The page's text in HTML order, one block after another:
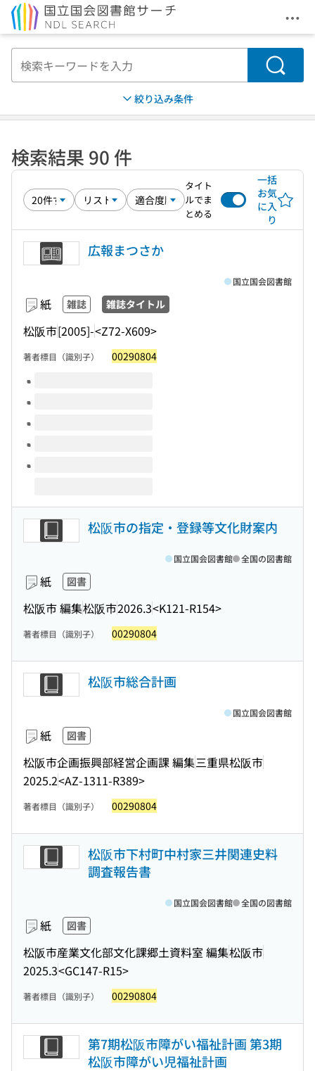
メ
検索
絞り込み条件
検索結果 90 件
タイト
ルでま
とめる
一括
お気
に入
り
広報まつさか
紙 雑誌 雑誌タイトル
松阪市[2005]-<Z72-X609>
国立国会図書館
著者標目（識別子） 00290804
このタイトルの巻号
松阪市の指定・登録等文化財案内
紙 図書
松阪市 編集松阪市2026.3<K121-R154>
国立国会図書館 全国の図書館
著者標目（識別子） 00290804
松阪市総合計画
紙 図書
松阪市企画振興部経営企画課 編集三重県松阪市
2025.2<AZ-1311-R389>
国立国会図書館
著者標目（識別子） 00290804
松阪市下村町中村家三井関連史料
調査報告書
紙 図書
松阪市産業文化部文化課郷土資料室 編集松阪市
2025.3<GC147-R15>
国立国会図書館 全国の図書館
著者標目（識別子） 00290804
第7期松阪市障がい福祉計画 第3期
松阪市障がい児福祉計画